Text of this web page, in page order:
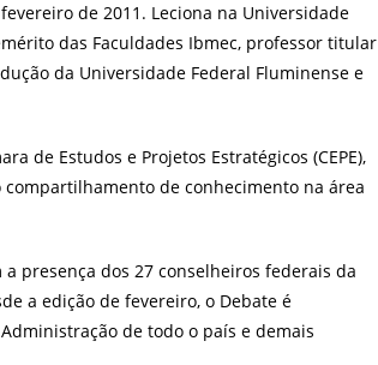
de 2011. Leciona na Universidade
das Faculdades Ibmec, professor titular
da Universidade Federal Fluminense e
de Estudos e Projetos Estratégicos (CEPE),
de conhecimento na área
presença dos 27 conselheiros federais da
a edição de fevereiro, o Debate é
de todo o país e demais